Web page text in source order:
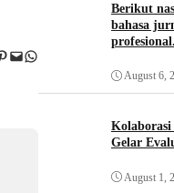
Mail WhatsApp
Berikut
bahasa
profesional.
August 6,
Gelar
August 1,